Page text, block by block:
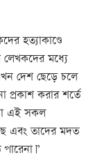
হত্যাকাণ্ডে
লেখকদের মধ্যে
দেশ ছেড়ে চলে
করার শর্তে
এই সকল
এবং তাদের মদত